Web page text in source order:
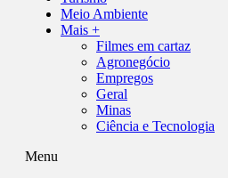
Meio Ambiente
Mais +
Filmes em cartaz
Agronegócio
Empregos
Geral
Minas
Ciência e Tecnologia
Menu